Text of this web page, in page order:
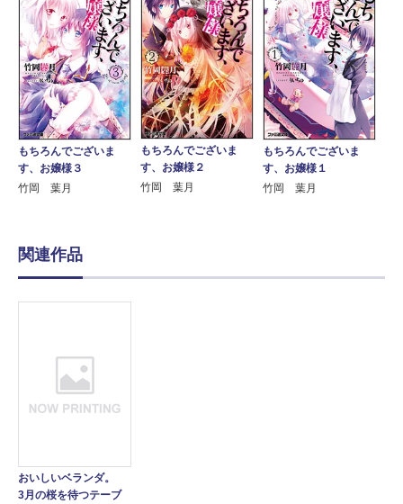
もちろんでございま
す、お嬢様３
竹岡 葉月
もちろんでございま
す、お嬢様２
竹岡 葉月
もちろんでございま
す、お嬢様１
竹岡 葉月
関連作品
おいしいベランダ。
3月の桜を待つテーブ